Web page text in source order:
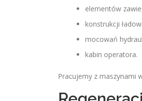
elementów
konstrukcji
mocowań
kabin operatora.
Pracujemy z maszynami